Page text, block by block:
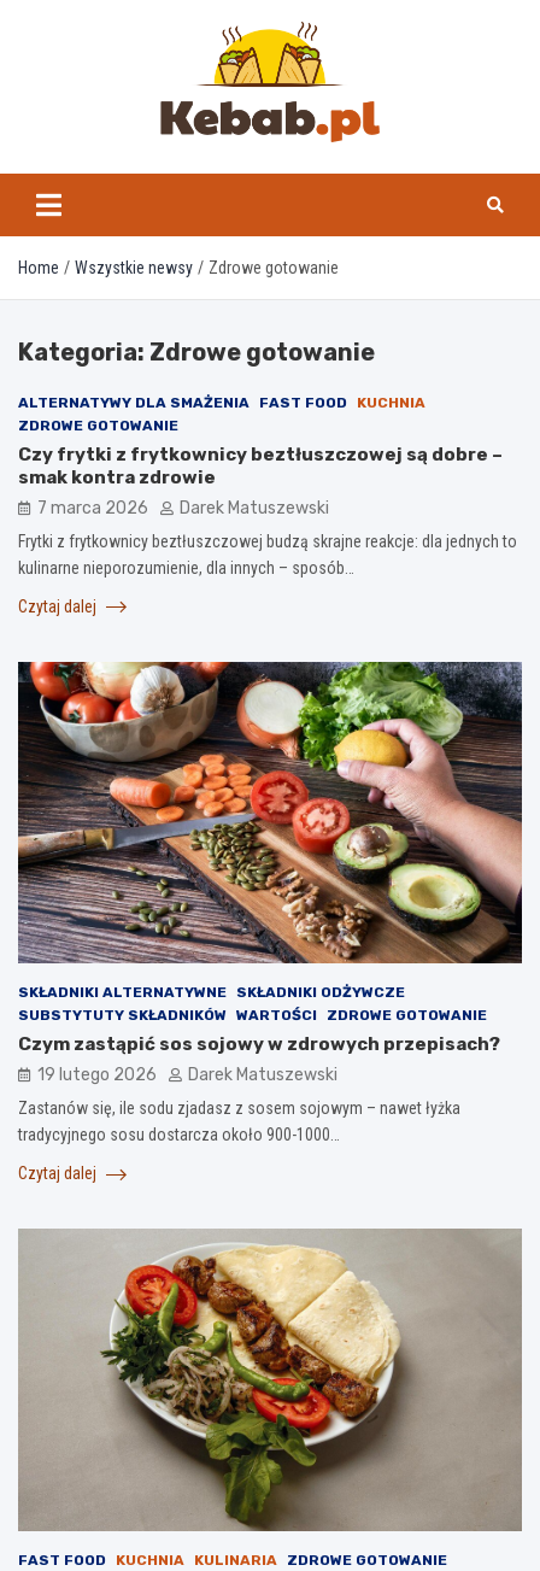
kebab.pl
Home Wszystkie newsy Zdrowe gotowanie
Kategoria: Zdrowe gotowanie
ALTERNATYWY DLA SMAŻENIA FAST FOOD
KUCHNIA
ZDROWE GOTOWANIE
Czy frytki z frytkownicy beztłuszczowej są dobre –
smak kontra zdrowie
7 marca 2026 Darek Matuszewski
Frytki z frytkownicy beztłuszczowej budzą skrajne reakcje: dla jednych to
kulinarne nieporozumienie, dla innych – sposób…
Czytaj dalej
SKŁADNIKI ALTERNATYWNE
SKŁADNIKI ODŻYWCZE
SUBSTYTUTY SKŁADNIKÓW WARTOŚCI ZDROWE GOTOWANIE
Czym zastąpić sos sojowy w zdrowych przepisach?
19 lutego 2026 Darek Matuszewski
Zastanów się, ile sodu zjadasz z sosem sojowym – nawet łyżka
tradycyjnego sosu dostarcza około 900-1000…
Czytaj dalej
FAST FOOD KUCHNIA KULINARIA
ZDROWE GOTOWANIE